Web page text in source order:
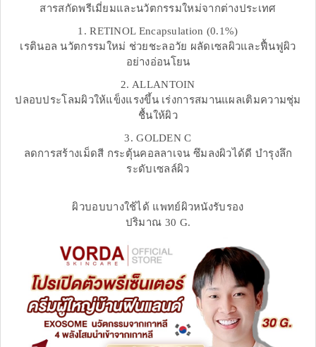
สารสกัดพรีเมี่ยมและนวัตกรรมใหม่จากต่างประเทศ
1. RETINOL Encapsulation (0.1%)
เรตินอล นวัตกรรมใหม่ ช่วยชะลอวัย ผลัดเซลผิวและฟื้นฟูผิว
อย่างอ่อนโยน
2. ALLANTOIN
ปลอบประโลมผิวให้แข็งแรงขึ้น เร่งการสมานแผลเติมความชุ่ม
ชื้นให้ผิว
3. GOLDEN C
ลดการสร้างเม็ดสี กระตุ้นคอลลาเจน ซึมลงผิวได้ดี บำรุงลึก
ระดับเซลล์ผิว
ผิวบอบบางใช้ได้ แพทย์ผิวหนังรับรอง
ปริมาณ 30 G.